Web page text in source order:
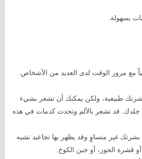
بسهولة.
مع مرور الوقت لدى العديد من الأشخاص.
طبيعية، ولكن يمكنك أن تشعر بشيء
قد تشعر بالألم وتحدث كدمات في هذه
غير متساوٍ وقد يظهر بها تجاعيد تشبه
أو قشرة الجوز، أو جبن الكوخ.